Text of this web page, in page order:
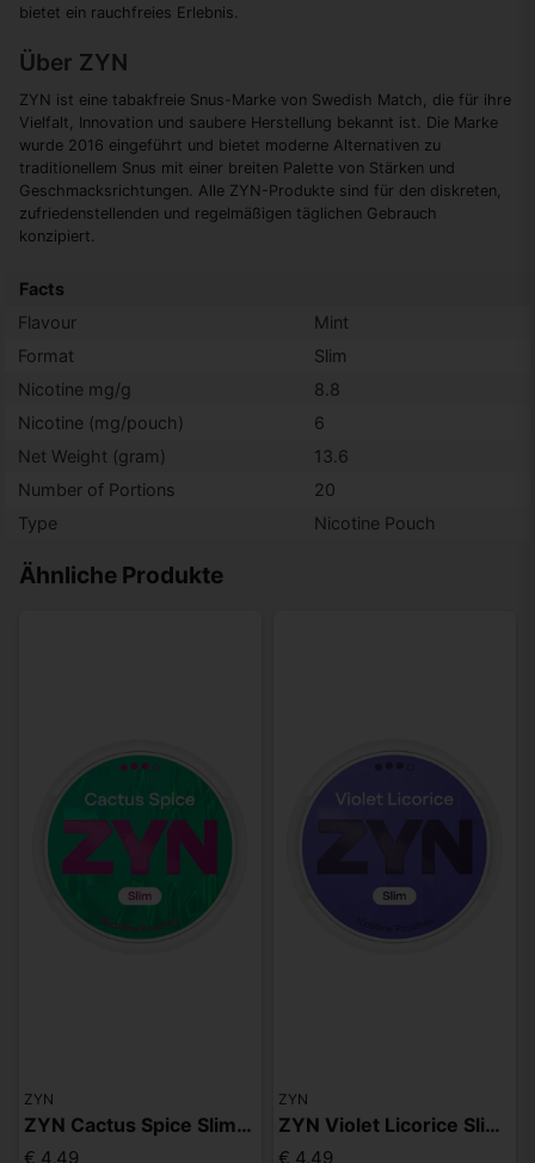
Ähnliche Produkte
ZYN
ZYN Cactus Spice Slim S3
€ 4,49
ZYN
ZYN Violet Licorice Slim S3
€ 4,49
bietet ein rauchfreies Erlebnis.
Über ZYN
ZYN ist eine tabakfreie Snus-Marke von Swedish Match, die für ihre
Vielfalt, Innovation und saubere Herstellung bekannt ist. Die Marke
wurde 2016 eingeführt und bietet moderne Alternativen zu
traditionellem Snus mit einer breiten Palette von Stärken und
Geschmacksrichtungen. Alle ZYN-Produkte sind für den diskreten,
zufriedenstellenden und regelmäßigen täglichen Gebrauch
konzipiert.
Facts
Flavour
Mint
Format
Slim
Nicotine mg/g
8.8
Nicotine (mg/pouch)
6
Net Weight (gram)
13.6
Number of Portions
20
Type
Nicotine Pouch